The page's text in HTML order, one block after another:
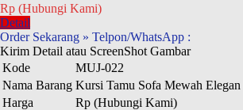
Rp (Hubungi Kami)
Detail
Order Sekarang » Telpon/WhatsApp :
Kirim Detail atau ScreenShot Gambar
Kode
MUJ-022
Nama Barang Kursi Tamu Sofa Mewah
Harga
Rp (Hubungi Kami)